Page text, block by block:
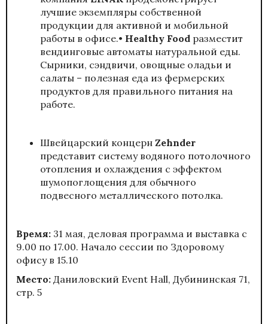
лучшие экземпляры собственной
продукции для активной и мобильной
работы в офисе.• Healthy Food разместит
вендинговые автоматы натуральной еды.
Сырники, сэндвичи, овощные оладьи и
салаты – полезная еда из фермерских
продуктов для правильного питания на
работе.
Швейцарский концерн Zehnder
представит систему водяного потолочного
отопления и охлаждения с эффектом
шумопоглощения для обычного
подвесного металлического потолка.
Время: 31 мая, деловая программа и выставка с
9.00 по 17.00. Начало сессии по Здоровому
офису в 15.10
Место: Даниловский Event Hall, Дубининская 71,
стр. 5